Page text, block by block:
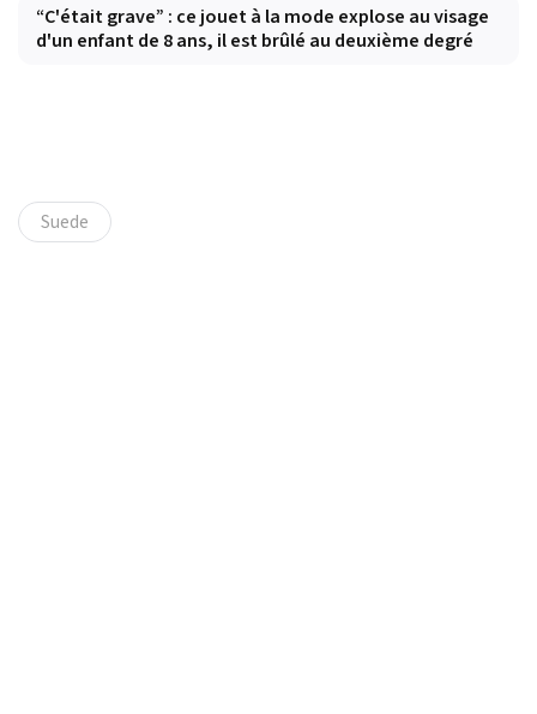
“C'était grave” : ce jouet à la mode explose au visage
d'un enfant de 8 ans, il est brûlé au deuxième degré
Suede